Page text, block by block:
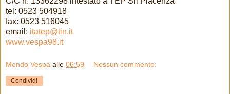
tel: 0523 504918
fax: 0523 516045
email: itatep@tin.it
www.vespa98.it
Mondo Vespa alle 06:59 Nessun commento:
Condividi